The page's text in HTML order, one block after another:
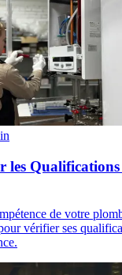
les
de votre
vérifier ses